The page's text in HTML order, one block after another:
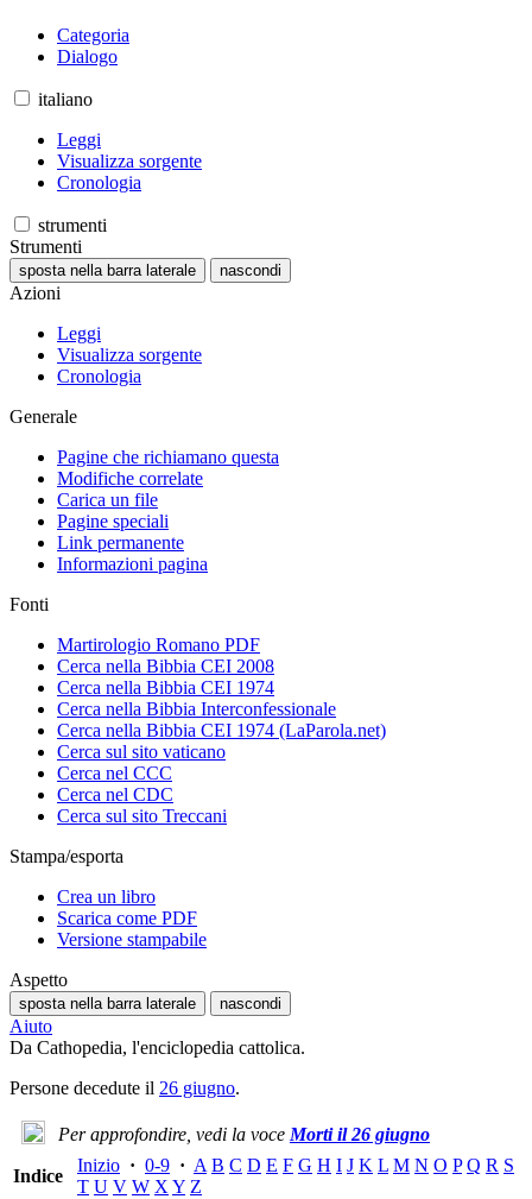
Categoria
Dialogo
italiano
Leggi
Visualizza sorgente
Cronologia
strumenti
Strumenti
sposta nella barra laterale nascondi
Azioni
Leggi
Visualizza sorgente
Cronologia
Generale
Pagine che richiamano questa
Modifiche correlate
Carica un file
Pagine speciali
Link permanente
Informazioni pagina
Fonti
Martirologio Romano PDF
Cerca nella Bibbia CEI 2008
Cerca nella Bibbia CEI 1974
Cerca nella Bibbia Interconfessionale
Cerca nella Bibbia CEI 1974 (LaParola.net)
Cerca sul sito vaticano
Cerca nel CCC
Cerca nel CDC
Cerca sul sito Treccani
Stampa/esporta
Crea un libro
Scarica come PDF
Versione stampabile
Aspetto
sposta nella barra laterale nascondi
Aiuto
Da Cathopedia, l'enciclopedia cattolica.
Persone decedute il 26 giugno.
Per approfondire, vedi la voceMorti il 26 giugno
Indice
Inizio · 0-9 · A B C D E F G H I J K L M N O P Q R S
T U V W XY Z